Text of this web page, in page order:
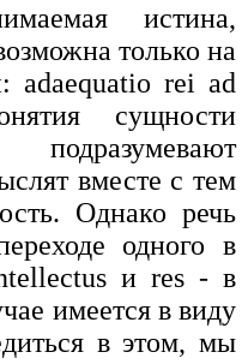
истина,
только на
adaequatio rei ad
сущности
вместе с тем
Однако речь
одного в
и res - в
имеется в виду
в этом, мы